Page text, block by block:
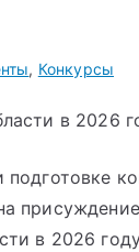
, Конкурсы
в 2026
в 2026